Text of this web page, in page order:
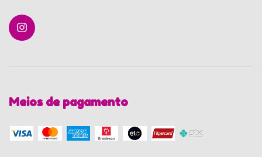
Meios de pagamento